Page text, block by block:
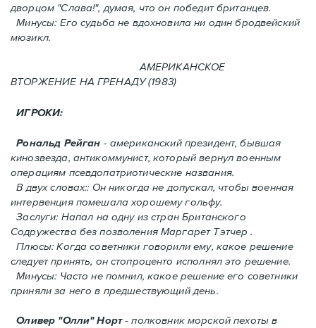
дворцом "Слава!", думая, что он победит британцев.
Минусы: Его судьба не вдохновила ни один бродвейский
мюзикл.
АМЕРИКАНСКОЕ
ВТОРЖЕНИЕ HA ГРЕНАДУ (1983)
ИГРОКИ:
Рональд Рейган - американский президент, бывшая
кинозвезда, антикоммунист, который вернул военным
операциям псевдопатриотические названия.
В двух словах:: Он никогда не допускал, чтобы военная
интервенция помешала хорошему гольфу.
Заслуги: Напал на одну из стран Британского
Содружества без позволения Mаргарет Тэтчер .
Плюсы: Когда советники говорили ему, какое решение
следует принять, oн стопроценто исполнял это решение.
Минусы: Часто не помнил, какое решение его советники
приняли за него в предшествующий день.
Оливер "Олли" Норт- полковник морской пехоты в